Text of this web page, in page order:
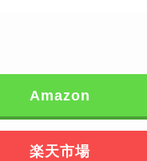
Amazon
楽天市場